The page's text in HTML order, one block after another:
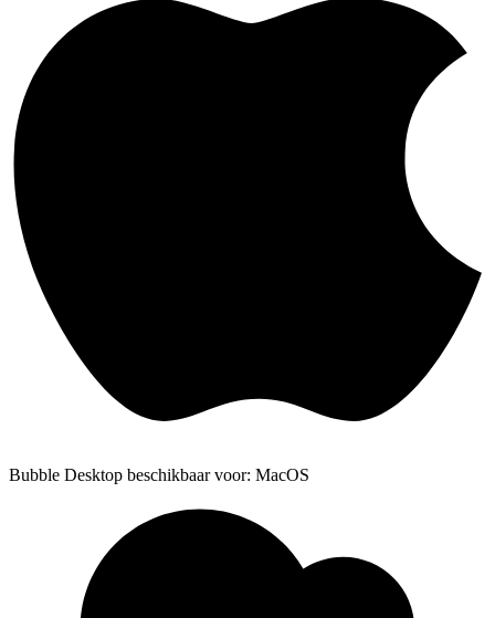
Bubble Desktop beschikbaar voor: MacOS